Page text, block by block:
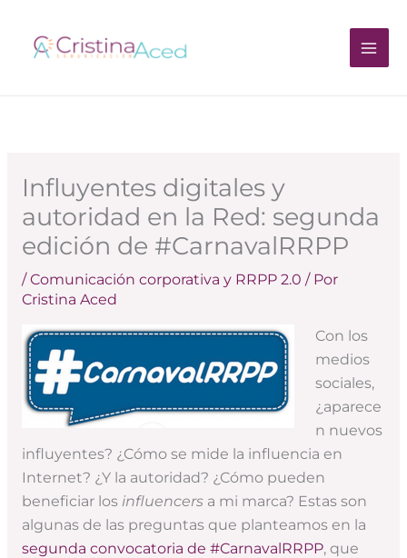
contenido
Influyentes digitales y
autoridad en la Red: segunda
edición de #CarnavalRRPP
/Comunicación corporativa y RRPP 2.0 / Por
Cristina Aced
Con los
medios
sociales,
¿aparece
n nuevos
influyentes? ¿Cómo se mide la influencia en
Internet? ¿Y la autoridad? ¿Cómo pueden
beneficiar los influencersa mi marca? Estas son
algunas de las preguntas que planteamos en la
segunda convocatoria de #CarnavalRRPP, que